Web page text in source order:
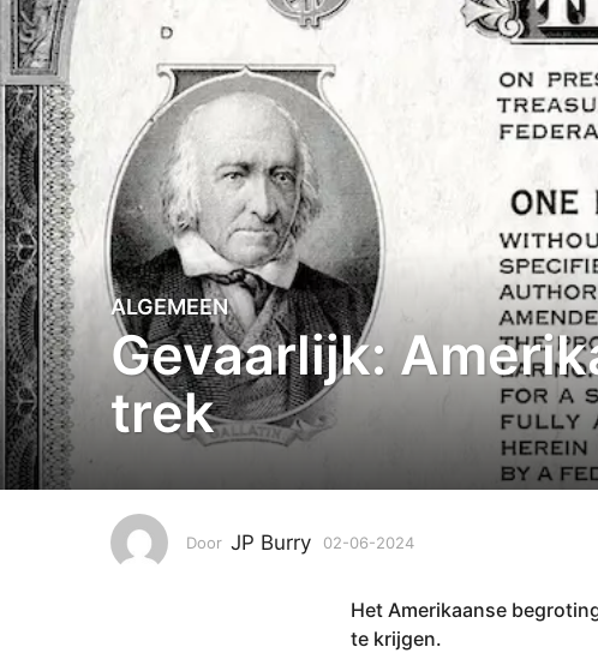
0
2
-
0
6
2
4
ALGEMEEN
Gevaarlijk:
trek
Door JP Burry 02-06-2024
0
6
Het Amerikaanse
te krijgen.